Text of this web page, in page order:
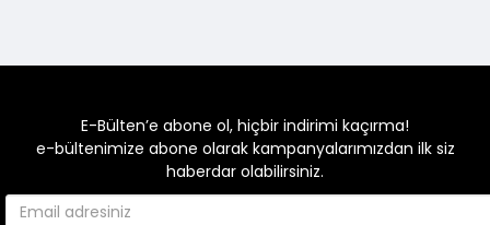
E-Bülten’e abone ol, hiçbir indirimi kaçırma!
e-bültenimize abone olarak kampanyalarımızdan ilk siz
haberdar olabilirsiniz.